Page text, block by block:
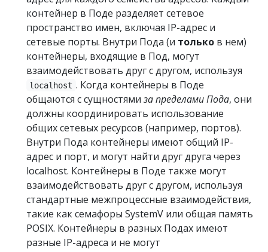
контейнер в Поде разделяет сетевое
пространство имен, включая IP-адрес и
сетевые порты. Внутри Пода (и только в нем)
контейнеры, входящие в Под, могут
взаимодействовать друг с другом, используя
localhost . Когда контейнеры в Поде
общаются с сущностями за пределами Пода, они
должны координировать использование
общих сетевых ресурсов (например, портов).
Внутри Пода контейнеры имеют общий IP-
адрес и порт, и могут найти друг друга через
localhost. Контейнеры в Поде также могут
взаимодействовать друг с другом, используя
стандартные межпроцессные взаимодействия,
такие как семафоры SystemV или общая память
POSIX. Контейнеры в разных Подах имеют
разные IP-адреса и не могут